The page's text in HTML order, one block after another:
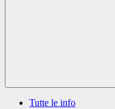
Tutte le info